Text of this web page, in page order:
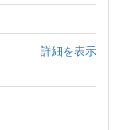
詳細を表示